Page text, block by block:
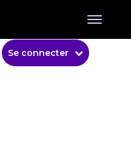
Se connecter